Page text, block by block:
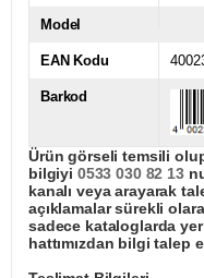
Model
EAN Kodu
Barkod
Ürün görseli temsili
bilgiyi 0533 030 82 13
kanalı veya arayarak
açıklamalar sürekli
sadece kataloglarda
hattımızdan bilgi talep